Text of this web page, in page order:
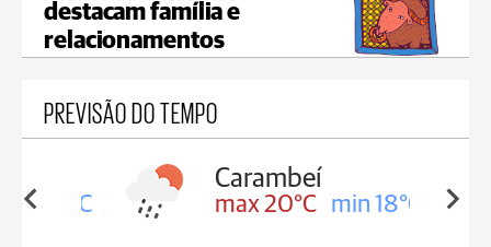
destacam família e
relacionamentos
PREVISÃO DO TEMPO
18°C
Carambeí
max 20°C min 18°C